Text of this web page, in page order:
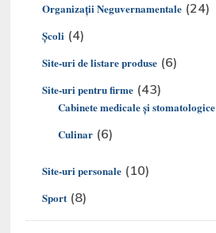
Organizaţii Neguvernamentale (24)
Şcoli (4)
Site-uri de listare produse (6)
Site-uri pentru firme (43)
Cabinete medicale și stomatologice
Culinar (6)
Site-uri personale (10)
Sport (8)